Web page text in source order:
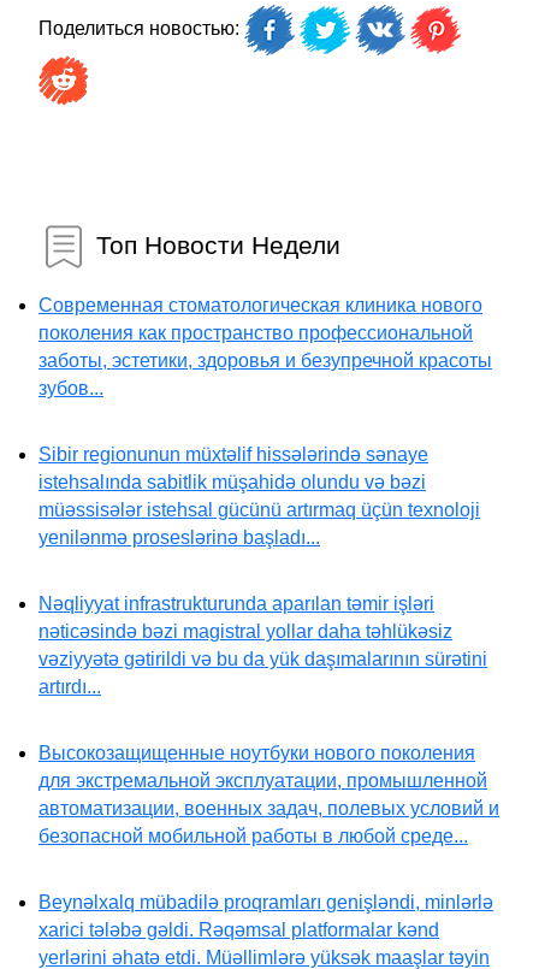
Поделиться новостью:
Топ Новости Недели
Современная стоматологическая клиника нового
поколения как пространство профессиональной
заботы, эстетики, здоровья и безупречной красоты
зубов...
Sibir regionunun müxtəlif hissələrində sənaye
istehsalında sabitlik müşahidə olundu və bəzi
müəssisələr istehsal gücünü artırmaq üçün texnoloji
yenilənmə proseslərinə başladı...
Nəqliyyat infrastrukturunda aparılan təmir işləri
nəticəsində bəzi magistral yollar daha təhlükəsiz
vəziyyətə gətirildi və bu da yük daşımalarının sürətini
artırdı...
Высокозащищенные ноутбуки нового поколения
для экстремальной эксплуатации, промышленной
автоматизации, военных задач, полевых условий и
безопасной мобильной работы в любой среде...
Beynəlxalq mübadilə proqramları genişləndi, minlərlə
xarici tələbə gəldi. Rəqəmsal platformalar kənd
yerlərini əhatə etdi. Müəllimlərə yüksək maaşlar təyin